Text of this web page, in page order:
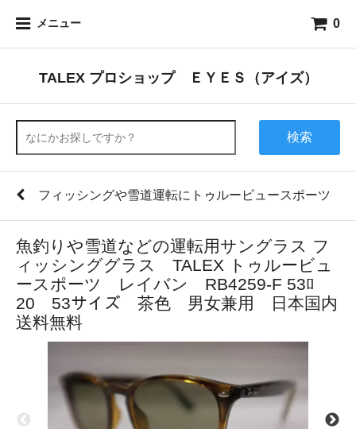
メニュー 0
TALEX プロショップ ＥＹＥＳ（アイズ）
検索
フィッシングや雪道運転にトゥルービュースポーツ
魚釣りや雪道などの運転用サングラス フ
ィッシンググラス TALEX トゥルービュ
ースポーツ レイバン RB4259-F 53ﾛ
20 53サイズ 茶色 男女兼用 日本国内
送料無料